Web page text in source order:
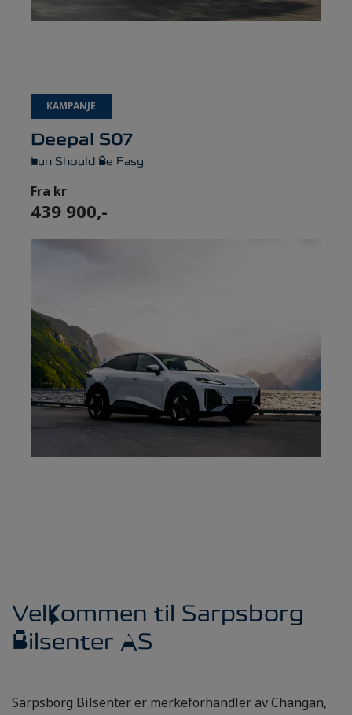
KAMPANJE
Deepal S07
Fun Should Be Easy
Fra kr
439 900,-
Velkommen til Sarpsborg
Bilsenter AS
Sarpsborg Bilsenter er merkeforhandler av Changan,